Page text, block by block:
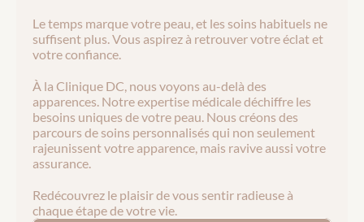
Le temps marque votre peau, et les soins habituels ne
suffisent plus. Vous aspirez à retrouver votre éclat et
votre confiance.
À la Clinique DC, nous voyons au-delà des
apparences. Notre expertise médicale déchiffre les
besoins uniques de votre peau. Nous créons des
parcours de soins personnalisés qui non seulement
rajeunissent votre apparence, mais ravive aussi votre
assurance.
Redécouvrez le plaisir de vous sentir radieuse à
chaque étape de votre vie.